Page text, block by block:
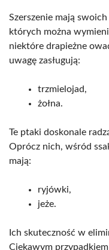
Szerszenie mają
których można
niektóre drapieżne
uwagę zasługują:
trzmielojad,
żołna.
Te ptaki doskonale
Oprócz nich, wśród
mają:
ryjówki,
jeże.
Ich skuteczność w
Ciekawym